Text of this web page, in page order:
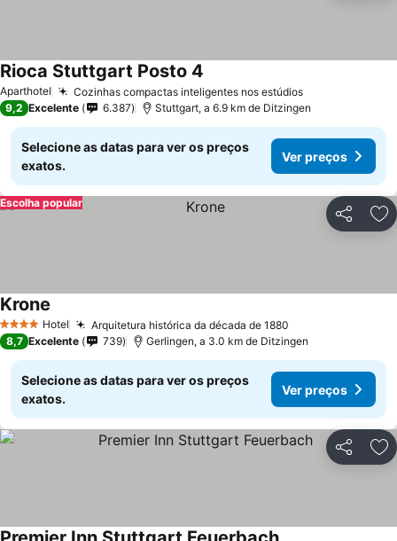
Aparthotel Cozinhas compactas inteligentes nos estúdiosVer preços
Rioca Stuttgart Posto 4
9,2 Excelente 6.387 Stuttgart, a 6.9 km de Ditzingen
Selecione as datas para ver os preços
exatos.
Ver preços
Partilhar
Escolha popular
4 EstrelasHotel Arquitetura histórica da década de 1880
Krone
8,7 Excelente 739 Gerlingen, a 3.0 km de Ditzingen
Selecione as datas para ver os preços
exatos.
Ver preços
Partilhar